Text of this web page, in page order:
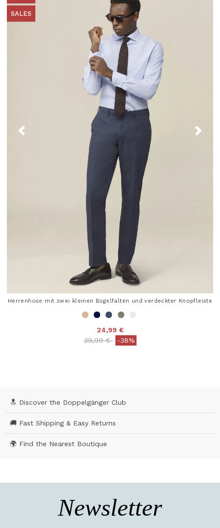
SALES
Herrenhose mit zwei kleinen Bügelfalten und verdeckter Knopfleiste
24,99 €
Price reduced from
39,99 €to-38%
🔝 Discover the Doppelgänger Club
🚚 Fast Shipping & Easy Returns
🌍 Find the Nearest Boutique
Newsletter